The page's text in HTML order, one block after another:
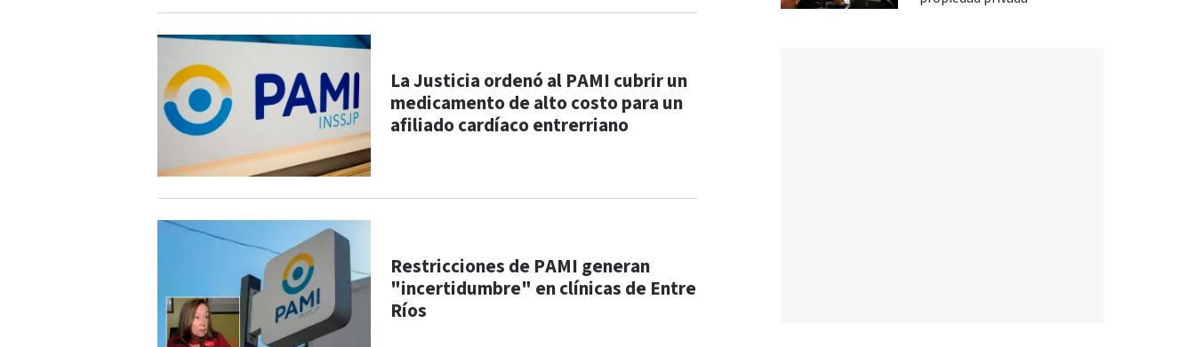
La Justicia ordenó al PAMI cubrir un
medicamento de alto costo para un
afiliado cardíaco entrerriano
Restricciones de PAMI generan
"incertidumbre" en clínicas de Entre
Ríos